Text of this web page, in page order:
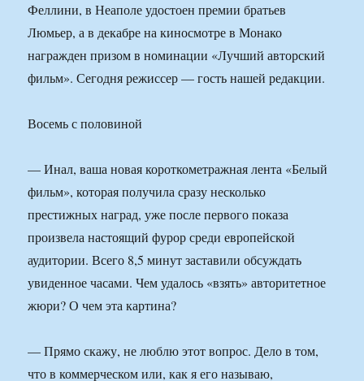
Феллини, в Неаполе удостоен премии братьев
Люмьер, а в декабре на киносмотре в Монако
награжден призом в номинации «Лучший авторский
фильм». Сегодня режиссер — гость нашей редакции.
Восемь с половиной
— Инал, ваша новая короткометражная лента «Белый
фильм», которая получила сразу несколько
престижных наград, уже после первого показа
произвела настоящий фурор среди европейской
аудитории. Всего 8,5 минут заставили обсуждать
увиденное часами. Чем удалось «взять» авторитетное
жюри? О чем эта картина?
— Прямо скажу, не люблю этот вопрос. Дело в том,
что в коммерческом или, как я его называю,